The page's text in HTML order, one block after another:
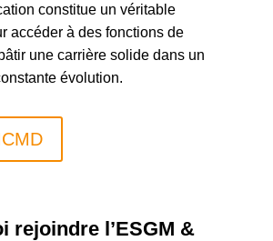
constitue un véritable
accéder à des fonctions de
une carrière solide dans un
évolution.
rejoindre l’ESGM &